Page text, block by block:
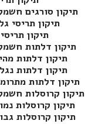
תיקון סורגים
תיקון תריסי
תיקון
תיקון דלתות
תיקון דלתות
תיקון דלתות
תיקון דלתות
תיקון קרוסלות
תיקון קרוסלות
תיקון קרוסלות